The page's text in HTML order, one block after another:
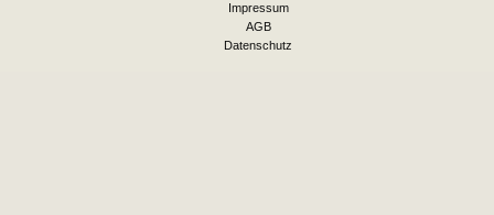
Impressum
AGB
Datenschutz